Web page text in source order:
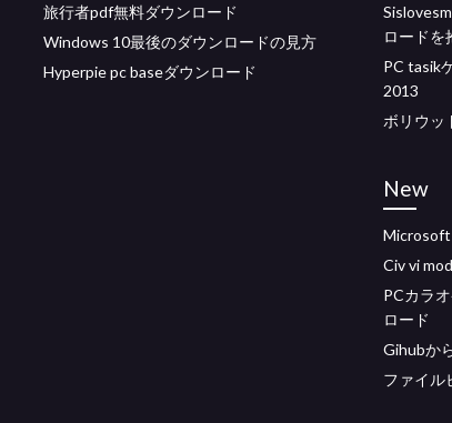
旅行者pdf無料ダウンロード
Windows 10最後のダウンロードの見方
Hyperpie pc baseダウンロード
ロードを
PC tasik
2013
ボリウッ
New
Microsoft
Civ vi
PCカラ
ロード
Gihubか
ファイル